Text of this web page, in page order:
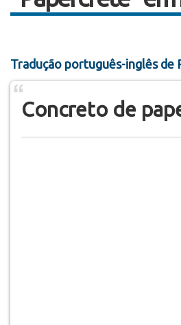
Tradução português-inglês de
Concreto de